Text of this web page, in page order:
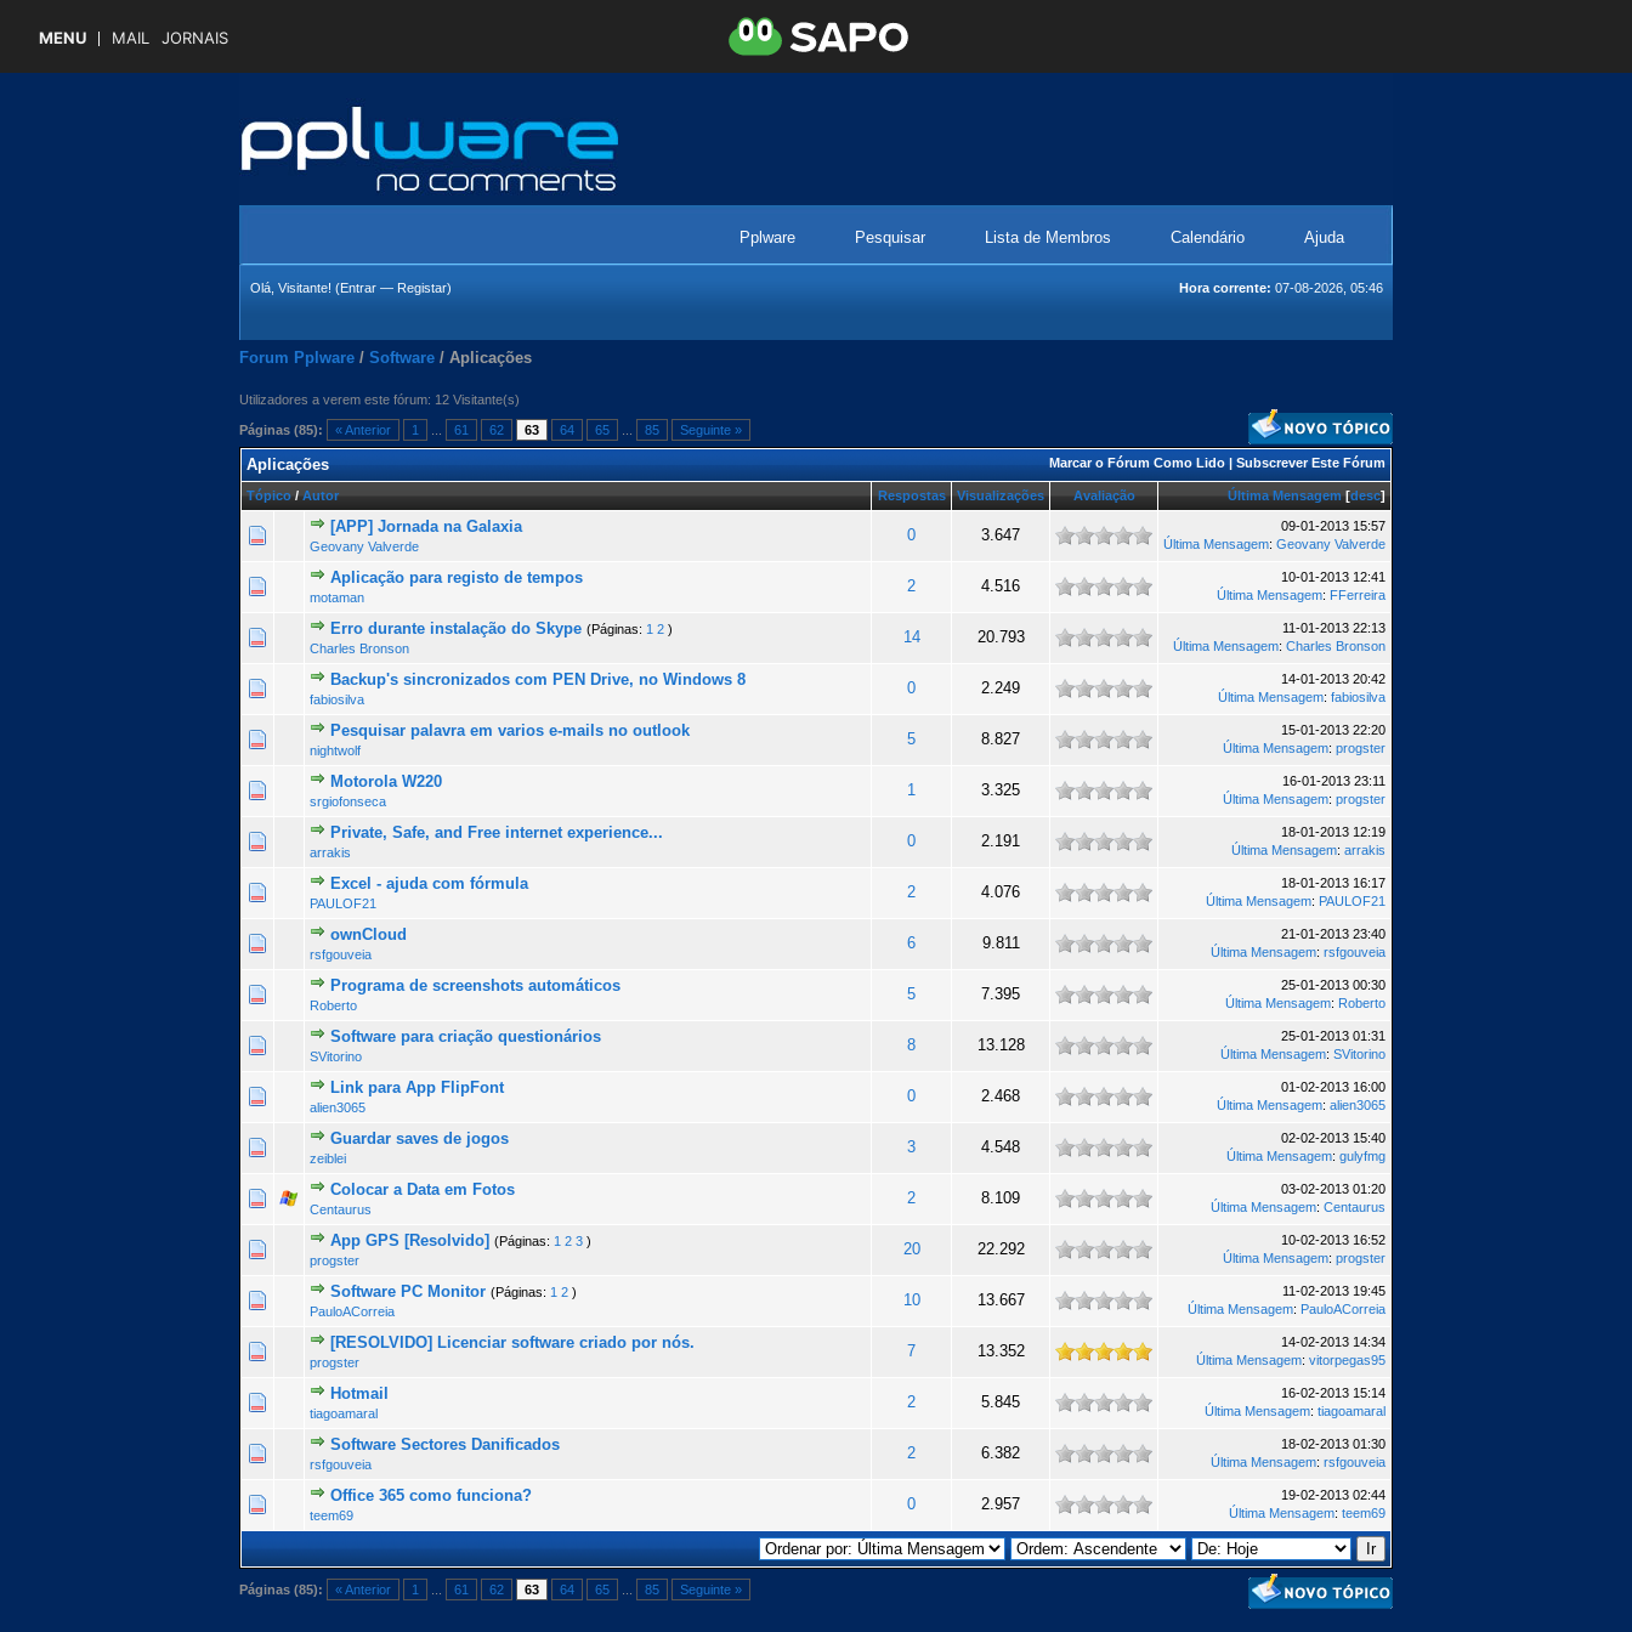
MENU MAIL JORNAIS
Pplware Pesquisar Lista de Membros Calendário Ajuda
Hora corrente: 07-08-2026, 05:46
Olá, Visitante! (Entrar — Registar)
Forum Pplware / Software / Aplicações
Utilizadores a verem este fórum: 12 Visitante(s)
Páginas (85): « Anterior 1 61 62 63 64 65 85 Seguinte »
Marcar o Fórum Como Lido | Subscrever Este Fórum
Aplicações
Tópico/Autor Respostas Visualizações Avaliação Última Mensagem [desc]
[APP] Jornada na Galaxia
Geovany Valverde
0 3.647
0 Voto(s) - 0 de 5 na totalidade
1 2345
09-01-2013 15:57
Última Mensagem: Geovany Valverde
Aplicação para registo de tempos
motaman
2 4.516
0 Voto(s) - 0 de 5 na totalidade
12345
10-01-2013 12:41
Última Mensagem: FFerreira
Erro durante instalação do Skype (Páginas: 1 2 )
Charles Bronson
14 20.793
0 Voto(s) - 0 de 5 na totalidade
12345
11-01-2013 22:13
Última Mensagem: Charles Bronson
Backup's sincronizados com PEN Drive, no Windows 8
fabiosilva
0 2.249
0 Voto(s) - 0 de 5 na totalidade
12345
14-01-2013 20:42
Última Mensagem: fabiosilva
Pesquisar palavra em varios e-mails no outlook
nightwolf
5 8.827
0 Voto(s) - 0 de 5 na totalidade
1234 5
15-01-2013 22:20
Última Mensagem: progster
Motorola W220
srgiofonseca
1 3.325
0 Voto(s) - 0 de 5 na totalidade
16-01-2013 23:11
Última Mensagem: progster
Private, Safe, and Free internet experience...
arrakis
0 2.191
0 Voto(s) - 0 de 5 na totalidade
1 2 345
18-01-2013 12:19
Última Mensagem: arrakis
Excel - ajuda com fórmula
PAULOF21
2 4.076
0 Voto(s) - 0 de 5 na totalidade
1234 5
18-01-2013 16:17
Última Mensagem: PAULOF21
ownCloud
rsfgouveia
6 9.811
0 Voto(s) - 0 de 5 na totalidade
21-01-2013 23:40
Última Mensagem: rsfgouveia
Programa de screenshots automáticos
Roberto
5 7.395
0 Voto(s) - 0 de 5 na totalidade
12345
25-01-2013 00:30
Última Mensagem: Roberto
Software para criação questionários
SVitorino
8 13.128
0 Voto(s) - 0 de 5 na totalidade
12345
25-01-2013 01:31
Última Mensagem: SVitorino
Link para App FlipFont
alien3065
0 2.468
0 Voto(s) - 0 de 5 na totalidade
12345
01-02-2013 16:00
Última Mensagem: alien3065
Guardar saves de jogos
zeiblei
3 4.548
0 Voto(s) - 0 de 5 na totalidade
1 2345
02-02-2013 15:40
Última Mensagem: gulyfmg
Colocar a Data em Fotos
Centaurus
2 8.109
0 Voto(s) - 0 de 5 na totalidade
12 3 45
03-02-2013 01:20
Última Mensagem: Centaurus
App GPS [Resolvido] (Páginas: 1 2 3 )
progster
20 22.292
0 Voto(s) - 0 de 5 na totalidade
1234 5
10-02-2013 16:52
Última Mensagem: progster
Software PC Monitor (Páginas: 1 2 )
PauloACorreia
10 13.667
0 Voto(s) - 0 de 5 na totalidade
12345
11-02-2013 19:45
Última Mensagem: PauloACorreia
[RESOLVIDO] Licenciar software criado por nós.
progster
7 13.352
1 Voto(s) - 5 de 5 na totalidade
12345
14-02-2013 14:34
Última Mensagem: vitorpegas95
Hotmail
tiagoamaral
2 5.845
0 Voto(s) - 0 de 5 na totalidade
16-02-2013 15:14
Última Mensagem: tiagoamaral
Software Sectores Danificados
rsfgouveia
2 6.382
0 Voto(s) - 0 de 5 na totalidade
12345
18-02-2013 01:30
Última Mensagem: rsfgouveia
Office 365 como funciona?
teem69
0 2.957
0 Voto(s) - 0 de 5 na totalidade
12345
19-02-2013 02:44
Última Mensagem: teem69
Páginas (85): « Anterior 1 61 62 63 64 65 85 Seguinte »